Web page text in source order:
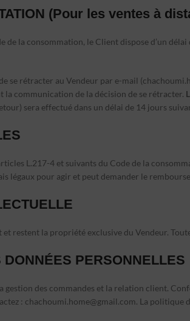
(Pour les ventes à
la consommation, le Client dispose d’un délai
se rétracter au Vendeur par e-mail (
la communication de la décision de se rétracter.
sera effectué dans un délai de 14 jours
L.217-4 et suivants du Code de la
légaux pour agir et peut demander le
et restent la propriété exclusive du Vendeur.
PERSONNELLES
des commandes et la relation client.
: chachoumi.home@gmail.com. La politique